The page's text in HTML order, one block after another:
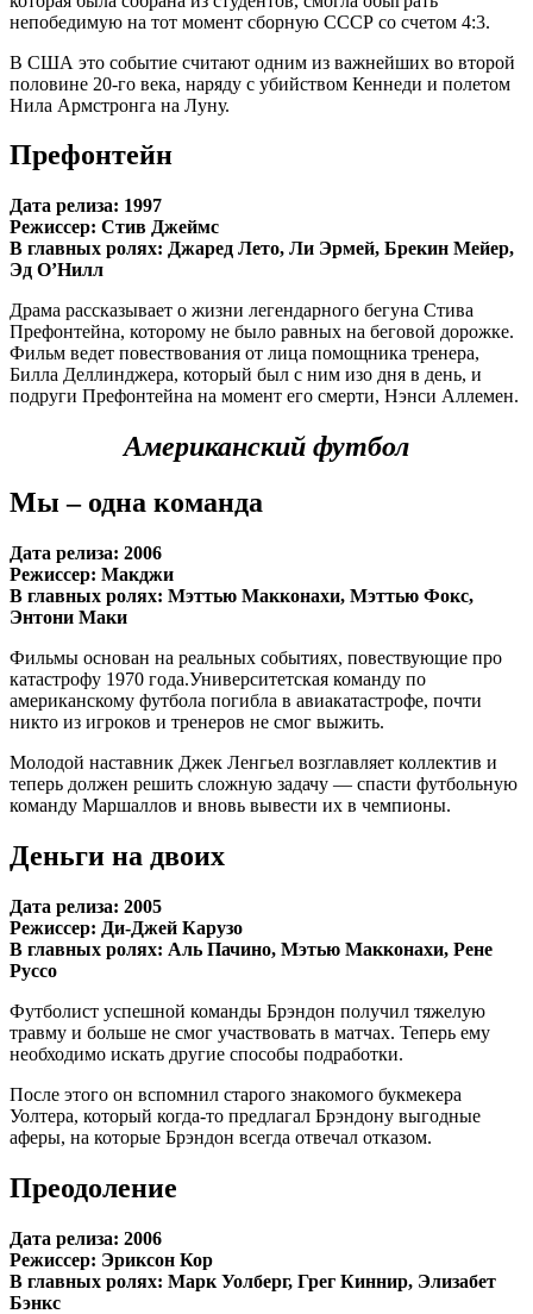
непобедимую на тот момент сборную СССР со счетом 4:3.
В США это событие считают одним из важнейших во второй
половине 20-го века, наряду с убийством Кеннеди и полетом
Нила Армстронга на Луну.
Префонтейн
Дата релиза: 1997
Режиссер: Стив Джеймс
В главных ролях: Джаред Лето, Ли Эрмей, Брекин Мейер,
Эд О’Нилл
Драма рассказывает о жизни легендарного бегуна Стива
Префонтейна, которому не было равных на беговой дорожке.
Фильм ведет повествования от лица помощника тренера,
Билла Деллинджера, который был с ним изо дня в день, и
подруги Префонтейна на момент его смерти, Нэнси Аллемен.
Американский футбол
Мы – одна команда
Дата релиза: 2006
Режиссер: Макджи
В главных ролях: Мэттью Макконахи, Мэттью Фокс,
Энтони Маки
Фильмы основан на реальных событиях, повествующие про
катастрофу 1970 года.Университетская команду по
американскому футбола погибла в авиакатастрофе, почти
никто из игроков и тренеров не смог выжить.
Молодой наставник Джек Ленгьел возглавляет коллектив и
теперь должен решить сложную задачу — спасти футбольную
команду Маршаллов и вновь вывести их в чемпионы.
Деньги на двоих
Дата релиза: 2005
Режиссер: Ди-Джей Карузо
В главных ролях: Аль Пачино, Мэтью Макконахи, Рене
Руссо
Футболист успешной команды Брэндон получил тяжелую
травму и больше не смог участвовать в матчах. Теперь ему
необходимо искать другие способы подработки.
После этого он вспомнил старого знакомого букмекера
Уолтера, который когда-то предлагал Брэндону выгодные
аферы, на которые Брэндон всегда отвечал отказом.
Преодоление
Дата релиза: 2006
Режиссер: Эриксон Кор
В главных ролях: Марк Уолберг, Грег Киннир, Элизабет
Бэнкс